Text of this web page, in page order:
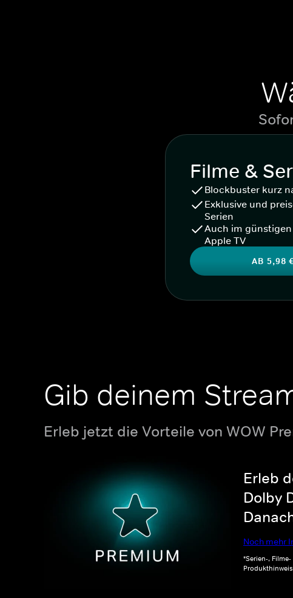
Filme &
Blockbuster kurz
Exklusive und
Serien
Auch im
Apple TV
AB 5,98
Gib deinem
Erleb jetzt die Vorteile von WOW
Erleb
Dolby
Noch mehr
*Serien-,